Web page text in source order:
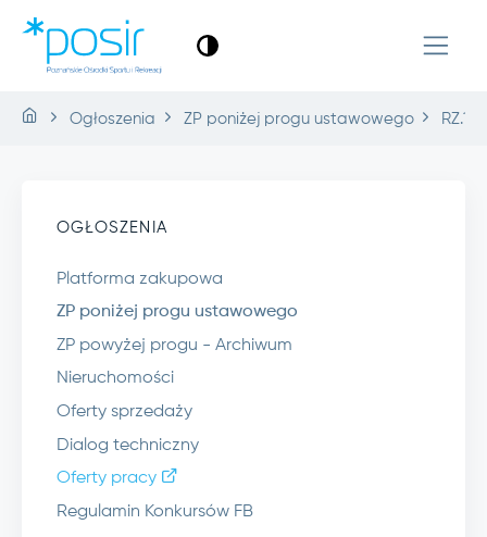
Ogłoszenia ZP poniżej progu ustawowego
OGŁOSZENIA
Platforma zakupowa
ZP poniżej progu ustawowego
ZP powyżej progu - Archiwum
Nieruchomości
Oferty sprzedaży
Dialog techniczny
Oferty pracy
Regulamin Konkursów FB